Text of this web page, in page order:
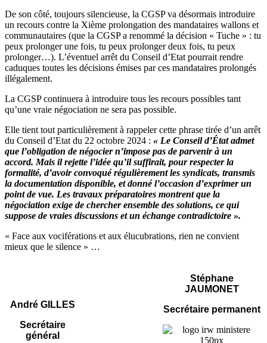
De son côté, toujours silencieuse, la CGSP va désormais introduire
un recours contre la Xième prolongation des mandataires wallons et
communautaires (que la CGSP a renommé la décision « Tuche » : tu
peux prolonger une fois, tu peux prolonger deux fois, tu peux
prolonger…). L’éventuel arrêt du Conseil d’Etat pourrait rendre
caduques toutes les décisions émises par ces mandataires prolongés
illégalement.
La CGSP continuera à introduire tous les recours possibles tant
qu’une vraie négociation ne sera pas possible.
Elle tient tout particulièrement à rappeler cette phrase tirée d’un arrêt
du Conseil d’Etat du 22 octobre 2024 : « Le Conseil d’État admet
que l’obligation de négocier n’impose pas de parvenir à un
accord. Mais il rejette l’idée qu’il suffirait, pour respecter la
formalité, d’avoir convoqué régulièrement les syndicats, transmis
la documentation disponible, et donné l’occasion d’exprimer un
point de vue. Les travaux préparatoires montrent que la
négociation exige de chercher ensemble des solutions, ce qui
suppose de vraies discussions et un échange contradictoire ».
« Face aux vociférations et aux élucubrations, rien ne convient
mieux que le silence » …
André GILLES
Secrétaire
général
Stéphane
JAUMONET
Secrétaire permanent